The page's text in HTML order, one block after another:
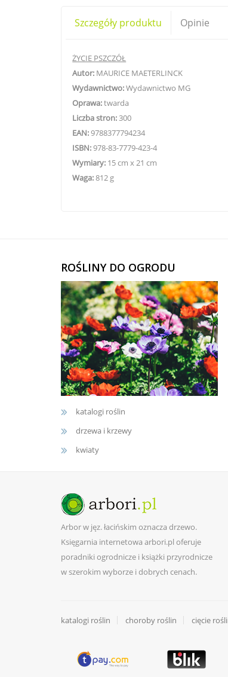
Szczegóły produktu Opinie
ŻYCIE PSZCZÓŁ
Autor: MAURICE MAETERLINCK
Wydawnictwo:Wydawnictwo MG
Oprawa:twarda
Liczba stron:300
EAN:9788377794234
ISBN:978-83-7779-423-4
Wymiary: 15 cm x 21 cm
Waga:812 g
ROŚLINY DO OGRODU
katalogi roślin
drzewa i krzewy
kwiaty
Arbor w jęz. łacińskim oznacza drzewo.
Księgarnia internetowa arbori.pl oferuje
poradniki ogrodnicze i książki przyrodnicze
w szerokim wyborze i dobrych cenach.
katalogi roślin choroby roślin cięcie